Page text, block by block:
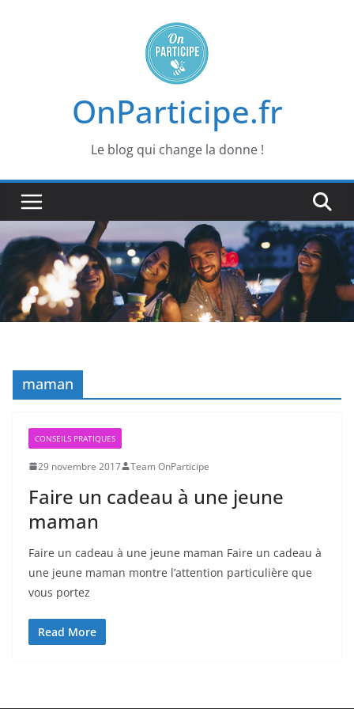
OnParticipe.fr
Le blog qui change la donne !
maman
CONSEILS PRATIQUES
29 novembre 2017 Team OnParticipe
Faire un cadeau à une jeune
maman
Faire un cadeau à une jeune maman Faire un cadeau à
une jeune maman montre l’attention particulière que
vous portez
Read More